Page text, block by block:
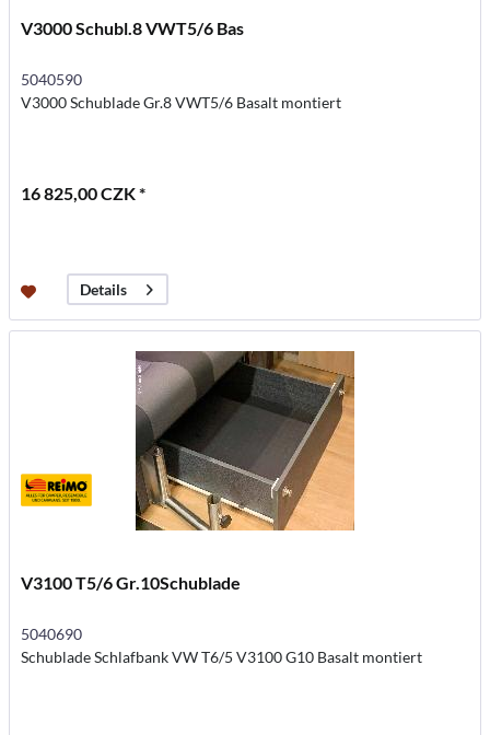
V3000 Schubl.8 VWT5/6 Bas
5040590
V3000 Schublade Gr.8 VWT5/6 Basalt montiert
16 825,00 CZK *
Details
V3100 T5/6 Gr.10Schublade
5040690
Schublade Schlafbank VW T6/5 V3100 G10 Basalt montiert